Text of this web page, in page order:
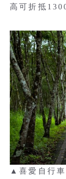
高可折抵
▲喜愛自行